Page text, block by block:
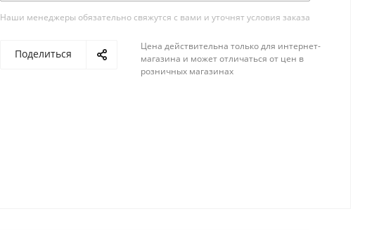
Наши менеджеры обязательно свяжутся с вами и уточнят условия заказа
Поделиться
Цена действительна только для интернет-
магазина и может отличаться от цен в
розничных магазинах